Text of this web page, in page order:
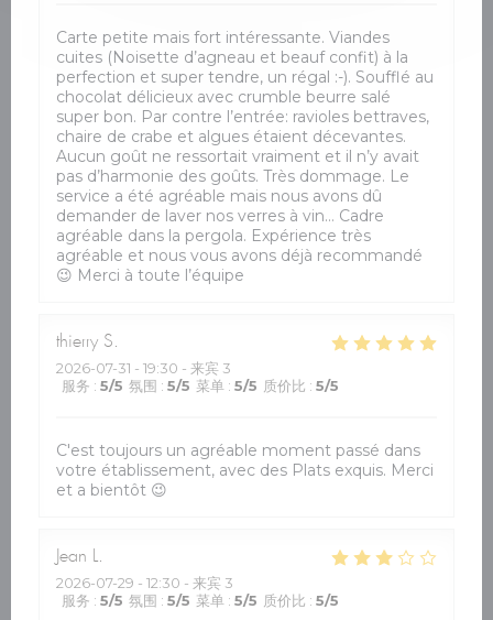
Carte petite mais fort intéressante. Viandes
cuites (Noisette d’agneau et beauf confit) à la
perfection et super tendre, un régal :-). Soufflé au
chocolat délicieux avec crumble beurre salé
super bon. Par contre l’entrée: ravioles bettraves,
chaire de crabe et algues étaient décevantes.
Aucun goût ne ressortait vraiment et il n’y avait
pas d’harmonie des goûts. Très dommage. Le
service a été agréable mais nous avons dû
demander de laver nos verres à vin… Cadre
agréable dans la pergola. Expérience très
agréable et nous vous avons déjà recommandé
😉 Merci à toute l’équipe
thierry S
2026-07-31 - 19:30 - 来宾 3
服务 : 5/5 氛围 : 5/5 菜单 : 5/5 质价比 : 5/5
C'est toujours un agréable moment passé dans
votre établissement, avec des Plats exquis. Merci
et a bientôt 😉
Jean L
2026-07-29 - 12:30 - 来宾 3
服务 : 5/5 氛围 : 5/5 菜单 : 5/5 质价比 : 5/5